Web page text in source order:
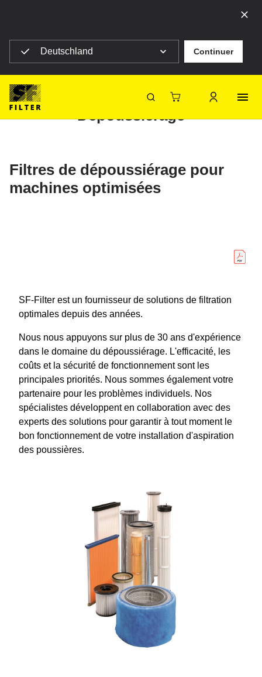
Deutschland Continuer
SF-Filter
SF Filter Homepage
Filtres industriels
Dépoussiérage
Filtres de dépoussiérage pour
machines optimisées
SF-Filter est un fournisseur de solutions de filtration
optimales depuis des années.
Nous nous appuyons sur plus de 30 ans d'expérience
dans le domaine du dépoussiérage. L'efficacité, les
coûts et la sécurité de fonctionnement sont les
principales priorités. Nous sommes également votre
partenaire pour les problèmes individuels. Nos
spécialistes développent en collaboration avec des
experts des solutions pour garantir à tout moment le
bon fonctionnement de votre installation d'aspiration
des poussières.